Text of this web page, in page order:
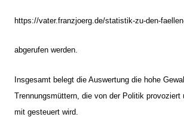
https://vater.franzjoerg.de/statistik-zu-den-
abgerufen werden.
Insgesamt belegt die Auswertung die hohe
Trennungsmüttern, die von der Politik provoziert
mit gesteuert wird.